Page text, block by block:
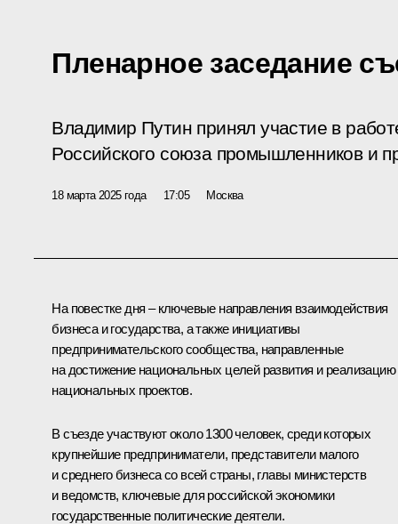
Пленарное заседание
Владимир Путин принял участие в
Российского союза промышленников и
18 марта 2025 года 17:05 Москва
На повестке дня – ключевые направления взаимодействия
бизнеса и государства, а также инициативы
предпринимательского сообщества, направленные
на достижение национальных целей развития и реализацию
национальных проектов.
В съезде участвуют около 1300 человек, среди которых
крупнейшие предприниматели, представители малого
и среднего бизнеса со всей страны, главы министерств
и ведомств, ключевые для российской экономики
государственные политические деятели.